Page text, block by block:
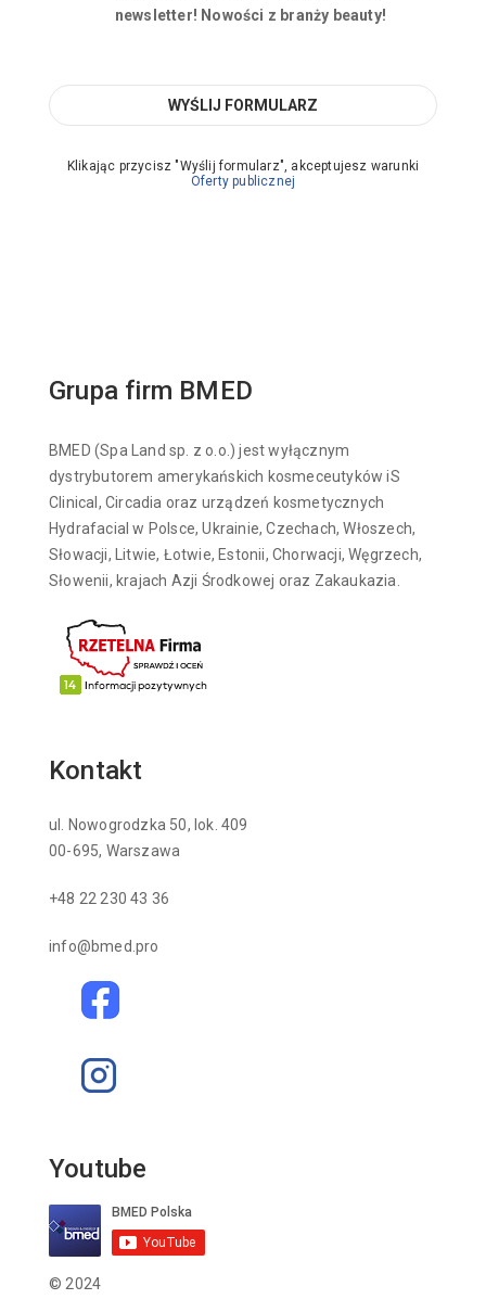
newsletter! Nowości z branży beauty!
Klikając przycisz "Wyślij formularz", akceptujesz warunki
Oferty publicznej
Grupa firm BMED
BMED (Spa Land sp. z o.o.) jest wyłącznym
dystrybutorem amerykańskich kosmeceutyków iS
Clinical, Circadia oraz urządzeń kosmetycznych
Hydrafacial w Polsce, Ukrainie, Czechach, Włoszech,
Słowacji, Litwie, Łotwie, Estonii, Chorwacji, Węgrzech,
Słowenii, krajach Azji Środkowej oraz Zakaukazia.
Kontakt
ul. Nowogrodzka 50, lok. 409
00-695, Warszawa
+48 22 230 43 36
info@bmed.pro
Youtube
© 2024